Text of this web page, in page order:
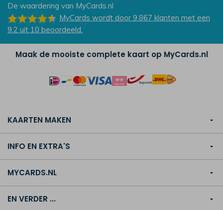
De waardering van MyCards.nl
MyCards wordt door 9.867 klanten met een
9.2 uit 10 beoordeeld.
Maak de mooiste complete kaart op MyCards.nl
KAARTEN MAKEN
INFO EN EXTRA'S
MYCARDS.NL
EN VERDER ...